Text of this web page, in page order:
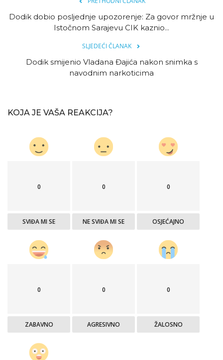
Dodik dobio posljednje upozorenje: Za govor mržnje u
Istočnom Sarajevu CIK kaznio...
SLJEDEĆI ČLANAK
Dodik smijenio Vladana Đajića nakon snimka s
navodnim narkoticima
KOJA JE VAŠA REAKCIJA?
0
SVIĐA MI SE
0
NE SVIĐA MI SE
0
OSJEĆAJNO
0
ZABAVNO
0
AGRESIVNO
0
ŽALOSNO